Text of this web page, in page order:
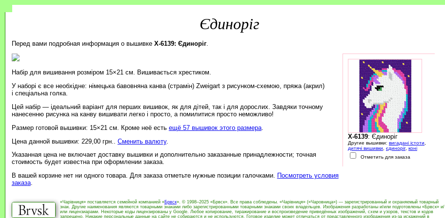
Єдиноріг
Перед вами подробная информация о вышивке X-6139: Єдиноріг.
X-6139: Єдиноріг
Другие вышивки: вигадані істоти
дитячі вишивки
єдиноріг, коні
Отметить для заказа
Набір для вишивання розміром 15×21 см. Вишивається хрестиком.
У наборі є все необхідне: німецька бавовняна канва (страмін) Zweigart з рисунком-схемою, пряжа (акрил)
і спеціальна голка.
Цей набір — ідеальний варіант для перших вишивок, як для дітей, так і для дорослих. Завдяки точному
нанесенню рисунка на канву вишивати легко і просто, а помилитися просто неможливо!
Размер готовой вышивки: 15×21 см. Кроме неё есть ещё 57 вышивок этого размера.
Цена данной вышивки: 229,00 грн.. Сменить валюту.
Указанная цена не включает доставку вышивки и дополнительно заказанные принадлежности; точная
стоимость будет известна при оформлении заказа.
В вашей корзине нет ни одного товара. Для заказа отметьте нужные позиции галочками. Посмотреть условия
заказа.
«Чарівниця» поставляется семейной компанией «Брвск». © 1998–2025 «Брвск». Все права соблюдены. «Чарівниця» («Чаровница») — зарегистрированный и охраняемый товарный
знак. Другие наименования являются товарными знаками либо зарегистрированными товарными знаками своих владельцев. Изображения разработаны и/или подготовлены «Брвск» и/
или лицензиарами. Некоторые коды лицензированы у Google. Любое копирование, тиражирование и воспроизведение приведённых изображений, схем и узоров, текстов и кодов
запрещено. Никакие персональные данные на сайте не собираются и не используются. Готовое изделие может отличаться от представленного изображения из-за искажений в